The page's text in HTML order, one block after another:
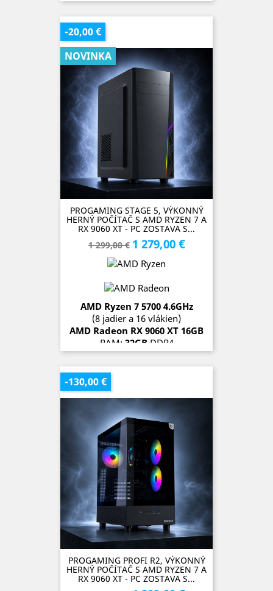
SKLADOM (1 kus)
PROGAMING STAGE 5, VÝKONNÝ
HERNÝ POČÍTAČ S AMD RYZEN 7 A
RX 9060 XT - PC ZOSTAVA S...
Základná
cena
1 299,00 € Cena
1 279,00 €
AMD Ryzen 7 57004.6GHz
(8 jadier a 16 vlákien)
AMD Radeon RX 9060 XT 16GB
RAM: 32GB DDR4
SSD:1TB + 512GB
OS:Microsoft Windows 11 Pro
SKLADOM (1 kus)
-20,00 €
NOVINKA
PROGAMING PROFI R2, VÝKONNÝ
HERNÝ POČÍTAČ S AMD RYZEN 7 A
RX 9060 XT - PC ZOSTAVA S...
-130,00 €